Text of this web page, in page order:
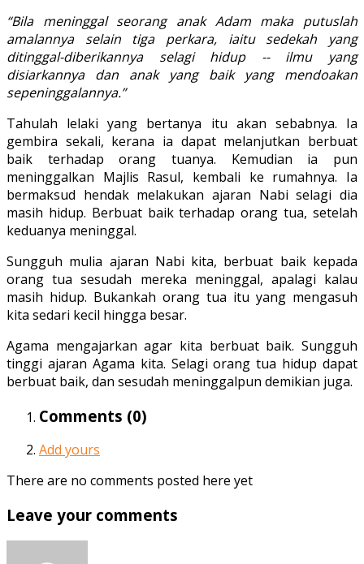
“Bila meninggal seorang anak Adam maka putuslah
amalannya selain tiga perkara, iaitu sedekah yang
ditinggal-diberikannya selagi hidup -- ilmu yang
disiarkannya dan anak yang baik yang mendoakan
sepeninggalannya.”
Tahulah lelaki yang bertanya itu akan sebabnya. Ia
gembira sekali, kerana ia dapat melanjutkan berbuat
baik terhadap orang tuanya. Kemudian ia pun
meninggalkan Majlis Rasul, kembali ke rumahnya. Ia
bermaksud hendak melakukan ajaran Nabi selagi dia
masih hidup. Berbuat baik terhadap orang tua, setelah
keduanya meninggal.
Sungguh mulia ajaran Nabi kita, berbuat baik kepada
orang tua sesudah mereka meninggal, apalagi kalau
masih hidup. Bukankah orang tua itu yang mengasuh
kita sedari kecil hingga besar.
Agama mengajarkan agar kita berbuat baik. Sungguh
tinggi ajaran Agama kita. Selagi orang tua hidup dapat
berbuat baik, dan sesudah meninggalpun demikian juga.
Comments (0)
Add yours
There are no comments posted here yet
Leave your comments